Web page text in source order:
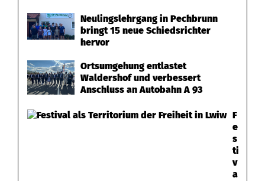
Neulingslehrgang in Pechbrunn
bringt 15 neue Schiedsrichter
hervor
Ortsumgehung entlastet
Waldershof und verbessert
Anschluss an Autobahn A 93
F
e
s
ti
v
a